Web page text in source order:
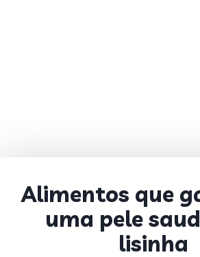
Alimentos que
uma pele
lisinha